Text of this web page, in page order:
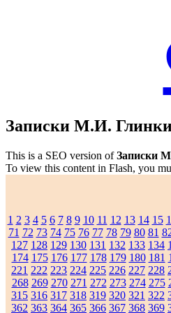
Записки М.И.
This is a SEO version ofЗаписки
To view this content in Flash, you
1 2 3 4 5 6 7 8 9 10 11 12 13 14 15
71 72 73 74 75 76 77 78 79 80 81
127 128 129 130 131 132 133 134
174 175 176 177 178 179 180 181
221 222 223 224 225 226 227 228
268 269 270 271 272 273 274 275
315 316 317 318 319 320 321 322
362 363 364 365 366 367 368 369